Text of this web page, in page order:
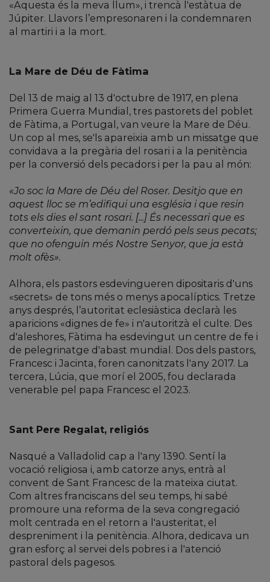
«Aquesta és la meva llum», i trencà l'estàtua de
Júpiter. Llavors l’empresonaren i la condemnaren
al martiri i a la mort.
La Mare de Déu de Fàtima
Del 13 de maig al 13 d'octubre de 1917, en plena
Primera Guerra Mundial, tres pastorets del poblet
de Fàtima, a Portugal, van veure la Mare de Déu.
Un cop al mes, se'ls apareixia amb un missatge que
convidava a la pregària del rosari i a la penitència
per la conversió dels pecadors i per la pau al món:
«Jo soc la Mare de Déu del Roser. Desitjo que en
aquest lloc se m’edifiqui una església i que resin
tots els dies el sant rosari. [...] És necessari que es
converteixin, que demanin perdó pels seus pecats;
que no ofenguin més Nostre Senyor, que ja està
molt ofès».
Alhora, els pastors esdevingueren dipositaris d'uns
«secrets» de tons més o menys apocalíptics. Tretze
anys després, l’autoritat eclesiàstica declarà les
aparicions «dignes de fe» i n'autoritzà el culte. Des
d'aleshores, Fàtima ha esdevingut un centre de fe i
de pelegrinatge d'abast mundial. Dos dels pastors,
Francesc i Jacinta, foren canonitzats l'any 2017. La
tercera, Lúcia, que morí el 2005, fou declarada
venerable pel papa Francesc el 2023.
Sant Pere Regalat, religiós
Nasqué a Valladolid cap a l'any 1390. Sentí la
vocació religiosa i, amb catorze anys, entrà al
convent de Sant Francesc de la mateixa ciutat.
Com altres franciscans del seu temps, hi sabé
promoure una reforma de la seva congregació
molt centrada en el retorn a l'austeritat, el
despreniment i la penitència. Alhora, dedicava un
gran esforç al servei dels pobres i a l'atenció
pastoral dels pagesos.